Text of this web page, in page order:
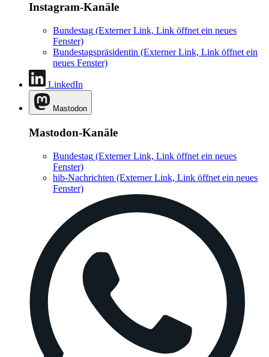
Instagram-Kanäle
Bundestag (Externer Link, Link öffnet ein neues
Fenster)
Bundestagspräsidentin (Externer Link, Link öffnet ein
neues Fenster)
LinkedIn
Mastodon
Mastodon-Kanäle
Bundestag (Externer Link, Link öffnet ein neues
Fenster)
hib-Nachrichten (Externer Link, Link öffnet ein neues
Fenster)